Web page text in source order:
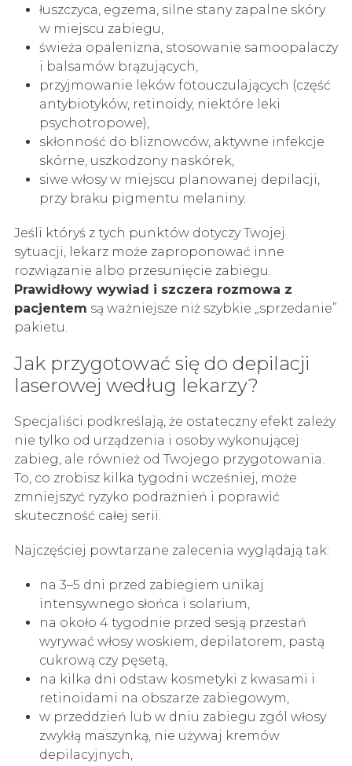
łuszczyca, egzema, silne stany zapalne skóry
w miejscu zabiegu,
świeża opalenizna, stosowanie samoopalaczy
i balsamów brązujących,
przyjmowanie leków fotouczulających (część
antybiotyków, retinoidy, niektóre leki
psychotropowe),
skłonność do bliznowców, aktywne infekcje
skórne, uszkodzony naskórek,
siwe włosy w miejscu planowanej depilacji,
przy braku pigmentu melaniny.
Jeśli któryś z tych punktów dotyczy Twojej
sytuacji, lekarz może zaproponować inne
rozwiązanie albo przesunięcie zabiegu.
Prawidłowy wywiad i szczera rozmowa z
pacjentem są ważniejsze niż szybkie „sprzedanie”
pakietu.
Jak przygotować się do depilacji
laserowej według lekarzy?
Specjaliści podkreślają, że ostateczny efekt zależy
nie tylko od urządzenia i osoby wykonującej
zabieg, ale również od Twojego przygotowania.
To, co zrobisz kilka tygodni wcześniej, może
zmniejszyć ryzyko podrażnień i poprawić
skuteczność całej serii.
Najczęściej powtarzane zalecenia wyglądają tak:
na 3–5 dni przed zabiegiem unikaj
intensywnego słońca i solarium,
na około 4 tygodnie przed sesją przestań
wyrywać włosy woskiem, depilatorem, pastą
cukrową czy pęsetą,
na kilka dni odstaw kosmetyki z kwasami i
retinoidami na obszarze zabiegowym,
w przeddzień lub w dniu zabiegu zgól włosy
zwykłą maszynką, nie używaj kremów
depilacyjnych,